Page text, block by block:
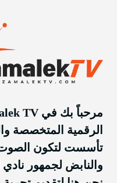
الرقمية المتخصصة
تأسست لتكون
والنابض لجمهور نادي